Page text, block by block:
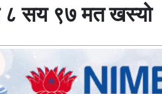
८ सय ९७ मत खस्याे